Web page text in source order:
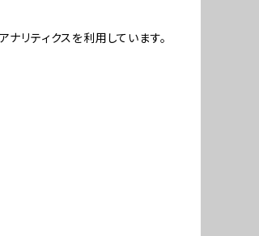
リティクスを利用しています。